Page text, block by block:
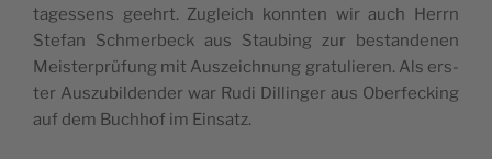
ta­ges­sens geehrt. Zugleich konn­ten wir auch Herrn
Ste­fan Sch­mer­beck aus Stau­bing zur bes­tan­de­nen
Meis­ter­prü­fung mit Aus­zeich­nung gra­tu­lie­ren. Als ers­
ter Aus­zu­bil­den­der war Rudi Dillin­ger aus Ober­fec­king
auf dem Buchhof im Einsatz.